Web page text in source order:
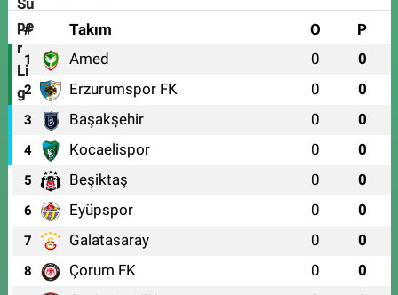
# Takım O P
1 Amed 0 0
2 Erzurumspor FK 0 0
3 Başakşehir 0 0
4 Kocaelispor 0 0
5 Beşiktaş 0 0
6 Eyüpspor 0 0
7 Galatasaray 0 0
8 Çorum FK 0 0